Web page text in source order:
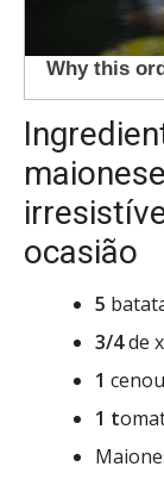
ocasião
5
3/4de
1
1 t